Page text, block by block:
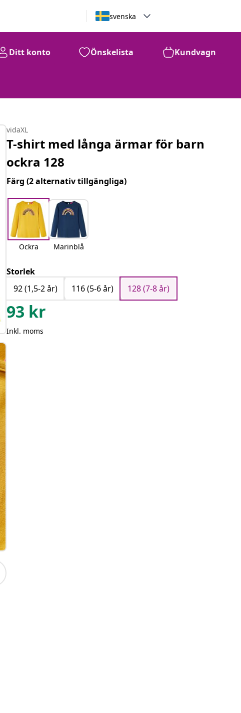
svenska
Ditt konto Önskelista Kundvagn
vidaXL
T-shirt med långa ärmar för barn
ockra 128
Färg(2 alternativ tillgängliga)
Ockra Marinblå
Storlek
92 (1,5-2 år)
116 (5-6 år) 128 (7-8 år)
93 kr
Inkl. moms